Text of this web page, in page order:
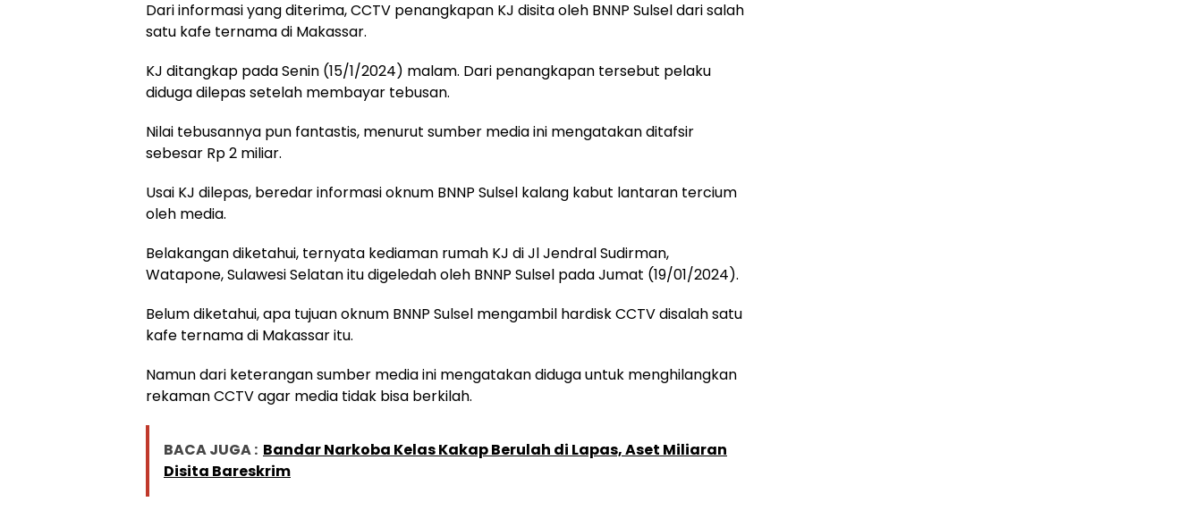
Dari informasi yang diterima, CCTV penangkapan KJ disita oleh BNNP Sulsel dari salah
satu kafe ternama di Makassar.
KJ ditangkap pada Senin (15/1/2024) malam. Dari penangkapan tersebut pelaku
diduga dilepas setelah membayar tebusan.
Nilai tebusannya pun fantastis, menurut sumber media ini mengatakan ditafsir
sebesar Rp 2 miliar.
Usai KJ dilepas, beredar informasi oknum BNNP Sulsel kalang kabut lantaran tercium
oleh media.
Belakangan diketahui, ternyata kediaman rumah KJ di Jl Jendral Sudirman,
Watapone, Sulawesi Selatan itu digeledah oleh BNNP Sulsel pada Jumat (19/01/2024).
Belum diketahui, apa tujuan oknum BNNP Sulsel mengambil hardisk CCTV disalah satu
kafe ternama di Makassar itu.
Namun dari keterangan sumber media ini mengatakan diduga untuk menghilangkan
rekaman CCTV agar media tidak bisa berkilah.
BACA JUGA : Bandar Narkoba Kelas Kakap Berulah di Lapas, Aset Miliaran
Disita Bareskrim